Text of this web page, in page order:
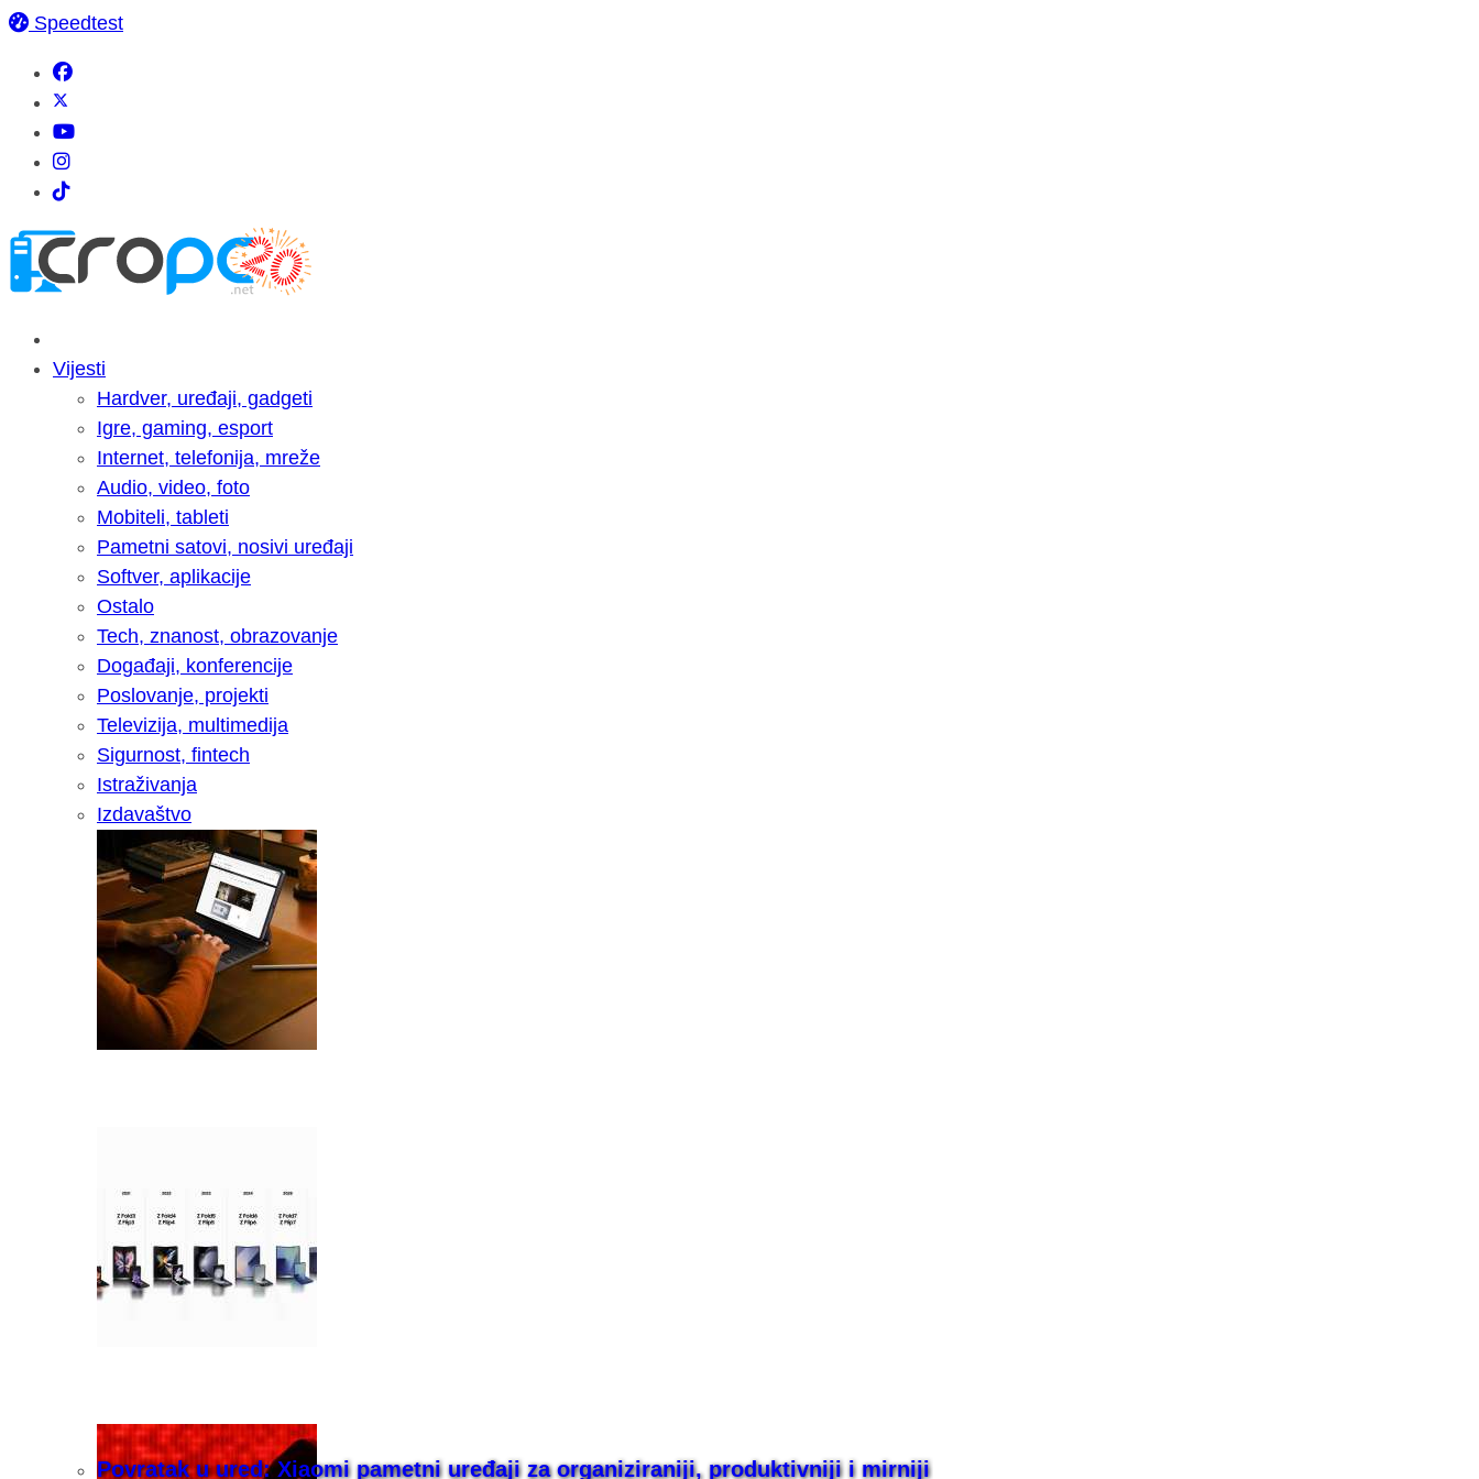
Speedtest
Vijesti
Hardver, uređaji, gadgeti
Igre, gaming, esport
Internet, telefonija, mreže
Audio, video, foto
Mobiteli, tableti
Pametni satovi, nosivi uređaji
Softver, aplikacije
Ostalo
Tech, znanost, obrazovanje
Događaji, konferencije
Poslovanje, projekti
Televizija, multimedija
Sigurnost, fintech
Istraživanja
Izdavaštvo
Povratak u ured: Xiaomi pametni uređaji za organiziraniji, produktivniji i mirniji